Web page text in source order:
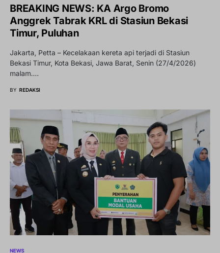
BREAKING NEWS: KA Argo Bromo
Anggrek Tabrak KRL di Stasiun Bekasi
Timur, Puluhan
Jakarta, Petta – Kecelakaan kereta api terjadi di Stasiun
Bekasi Timur, Kota Bekasi, Jawa Barat, Senin (27/4/2026)
malam.…
BY REDAKSI
NEWS